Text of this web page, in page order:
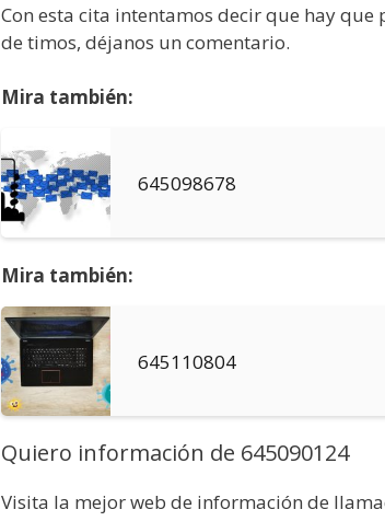
Con esta cita intentamos decir que hay
de timos, déjanos un comentario.
Mira también:
645098678
Mira también:
645110804
Quiero información de 645090124
Visita la mejor web de información de